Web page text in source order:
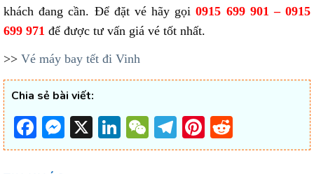
khách đang cần. Để đặt vé hãy gọi0915 699 901 – 0915
699 971 để được tư vấn giá vé tốt nhất.
>> Vé máy bay tết đi Vinh
Chia sẻ bài viết:
Facebook
Messenger
X LinkedIn
WeChat
Telegram
Pinterest